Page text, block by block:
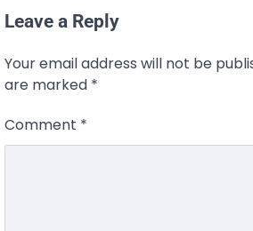
Leave a Reply
Your email address will not be
are marked *
Comment *